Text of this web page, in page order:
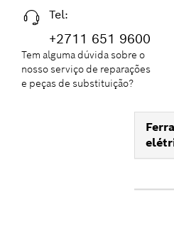
Tel:
+2711 651 9600
Tem alguma dúvida sobre o
nosso serviço de reparações
e peças de substituição?